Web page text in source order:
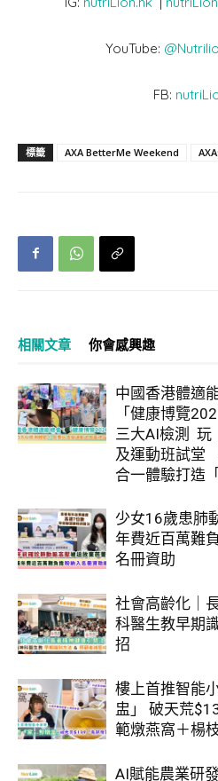
YouTube:
FB:
標籤 AXA BetterMe Weekend
相關文章 你會感興趣
中國香港體適
「健康博覽
三大AI檢測 玩
及運動班試堂
合一體驗打造
少女16歲患肺
年費近百萬難
名冊資助
社會高齡化｜
科醫生教早期
招
樓上首推智能
盅」 破天荒
範燉燕窩＋楊
AI賦能農業研